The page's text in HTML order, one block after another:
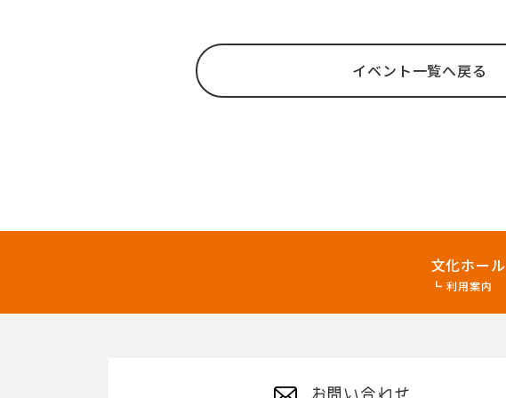
イベント一覧へ戻る
文化ホール
利用案内
お問い合わせ